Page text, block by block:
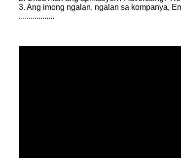
3. Ang imong ngalan, ngalan sa kompanya,
..................